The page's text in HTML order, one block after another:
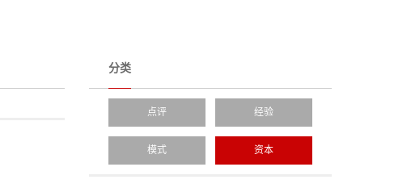
分类
点评 经验
模式 资本